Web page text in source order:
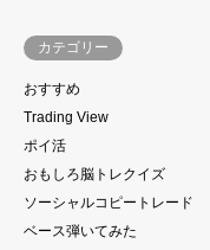
カテゴリー
おすすめ
Trading View
ポイ活
おもしろ脳トレクイズ
ソーシャルコピートレード
ベース弾いてみた